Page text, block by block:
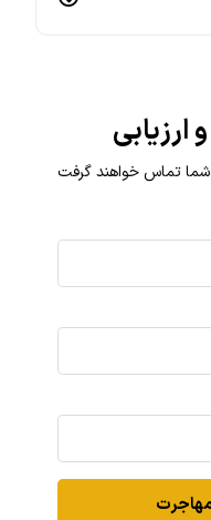
ارزیابی
تماس خواهند گرفت